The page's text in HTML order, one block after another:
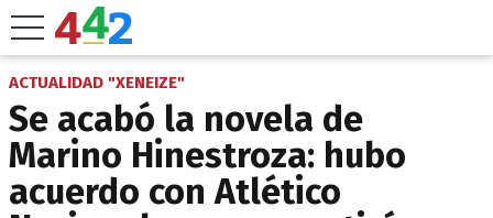
ACTUALIDAD "XENEIZE"
Se acabó la novela de
Marino Hinestroza: hubo
acuerdo con Atlético